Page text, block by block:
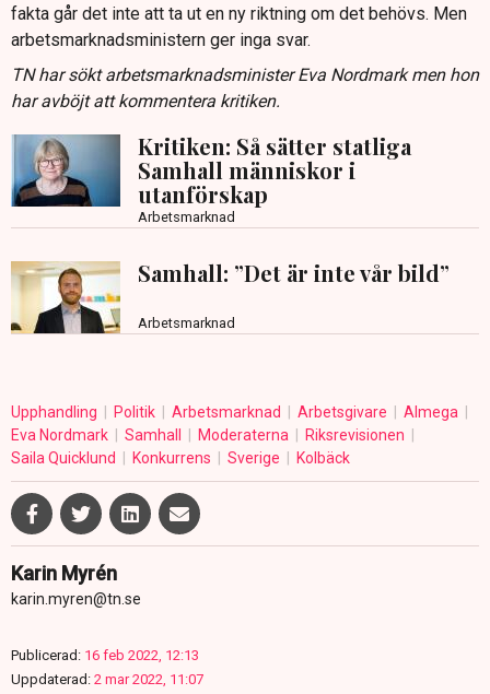
fakta går det inte att ta ut en ny riktning om det behövs. Men
arbetsmarknadsministern ger inga svar.
TN har sökt arbetsmarknadsminister Eva Nordmark men hon
har avböjt att kommentera kritiken.
Kritiken: Så sätter statliga
Samhall människor i
utanförskap
Arbetsmarknad
Samhall: ”Det är inte vår bild”
Arbetsmarknad
Upphandling Politik Arbetsmarknad Arbetsgivare
Almega
Eva Nordmark
Samhall Moderaterna
Riksrevisionen
Saila Quicklund
Konkurrens Sverige Kolbäck
Karin Myrén
karin.myren@tn.se
Publicerad: 16 feb 2022, 12:13
Uppdaterad: 2 mar 2022, 11:07